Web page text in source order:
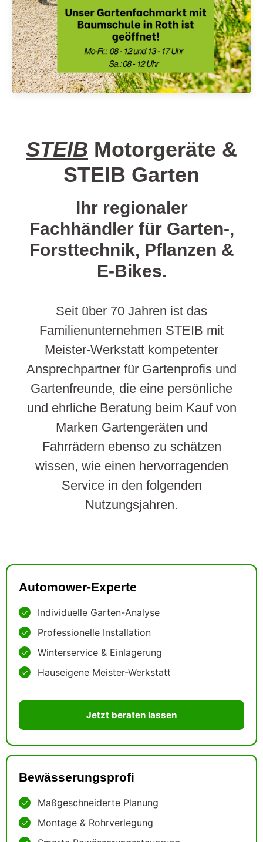
STEIB Motorgeräte &
STEIB Garten
Ihr regionaler
Fachhändler für Garten-,
Forsttechnik, Pflanzen &
E-Bikes.
Seit über 70 Jahren ist das
Familienunternehmen STEIB mit
Meister-Werkstatt kompetenter
Ansprechpartner für Gartenprofis und
Gartenfreunde, die eine persönliche
und ehrliche Beratung beim Kauf von
Marken Gartengeräten und
Fahrrädern ebenso zu schätzen
wissen, wie einen hervorragenden
Service in den folgenden
Nutzungsjahren.
Automower-Experte
Individuelle Garten-Analyse
Professionelle Installation
Winterservice & Einlagerung
Hauseigene Meister-Werkstatt
Jetzt beraten lassen
Bewässerungsprofi
Maßgeschneiderte Planung
Montage & Rohrverlegung